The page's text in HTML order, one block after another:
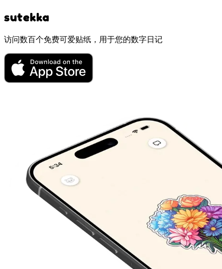
sutekka
访问数百个免费可爱贴纸，用于您的数字日记